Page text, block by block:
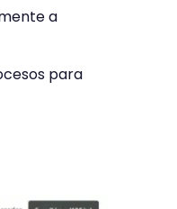
a
para